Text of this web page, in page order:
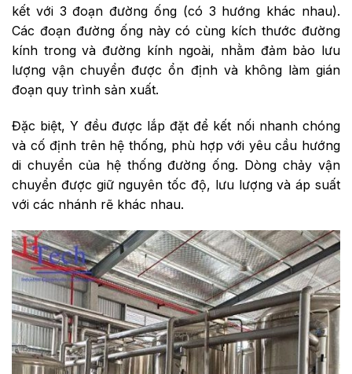
kết với 3 đoạn đường ống (có 3 hướng khác nhau).
Các đoạn đường ống này có cùng kích thước đường
kính trong và đường kính ngoài, nhằm đảm bảo lưu
lượng vận chuyển được ổn định và không làm gián
đoạn quy trình sản xuất.
Đặc biệt, Y đều được lắp đặt để kết nối nhanh chóng
và cố định trên hệ thống, phù hợp với yêu cầu hướng
di chuyển của hệ thống đường ống. Dòng chảy vận
chuyển được giữ nguyên tốc độ, lưu lượng và áp suất
với các nhánh rẽ khác nhau.